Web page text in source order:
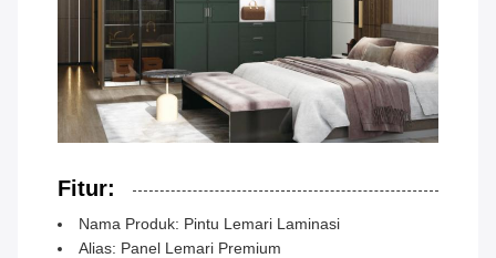
Fitur:
Nama Produk: Pintu Lemari Laminasi
Alias: Panel Lemari Premium